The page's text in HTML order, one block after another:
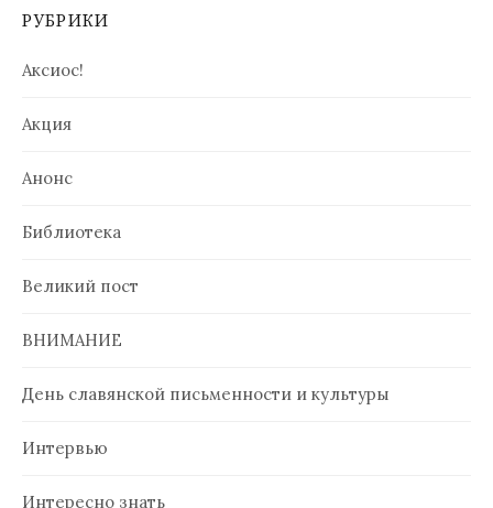
РУБРИКИ
Аксиос!
Акция
Анонс
Библиотека
Великий пост
ВНИМАНИЕ
День славянской письменности и культуры
Интервью
Интересно знать